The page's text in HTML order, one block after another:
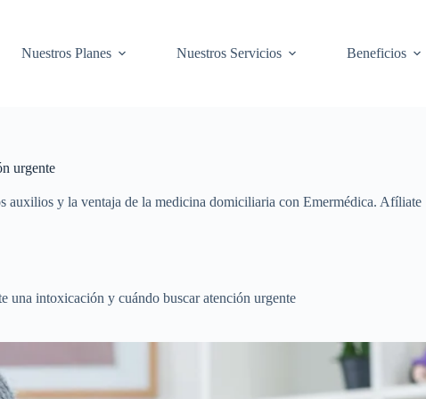
Nuestros Planes Nuestros Servicios Beneficios
urgente
auxilios y la ventaja de la medicina domiciliaria con Emermédica. Afíliate
una intoxicación y cuándo buscar atención urgente